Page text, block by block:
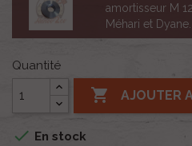
amortisseur M
Méhari et Dyane.
Quantité
 AJOUTER
 En stock